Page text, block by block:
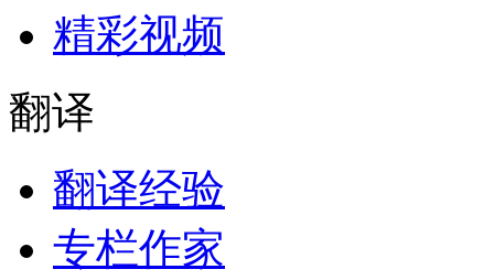
精彩视频
翻译
翻译经验
专栏作家